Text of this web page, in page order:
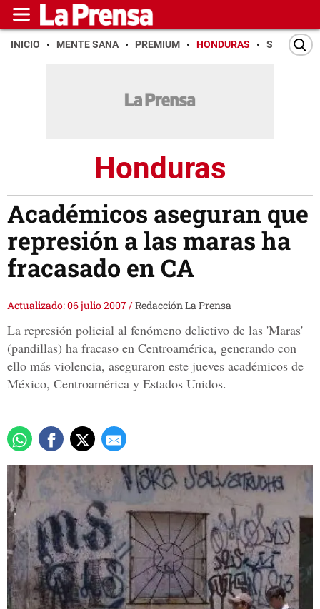
INICIO MENTE SANA PREMIUM HONDURAS SAN PEDRO
Honduras
Académicos aseguran que
represión a las maras ha
fracasado en CA
Actualizado: 06 julio 2007/Redacción La Prensa
La represión policial al fenómeno delictivo de las 'Maras'
(pandillas) ha fracaso en Centroamérica, generando con
ello más violencia, aseguraron este jueves académicos de
México, Centroamérica y Estados Unidos.